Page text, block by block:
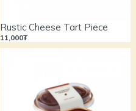
Rustic Cheese Tart Piece
11,000₮